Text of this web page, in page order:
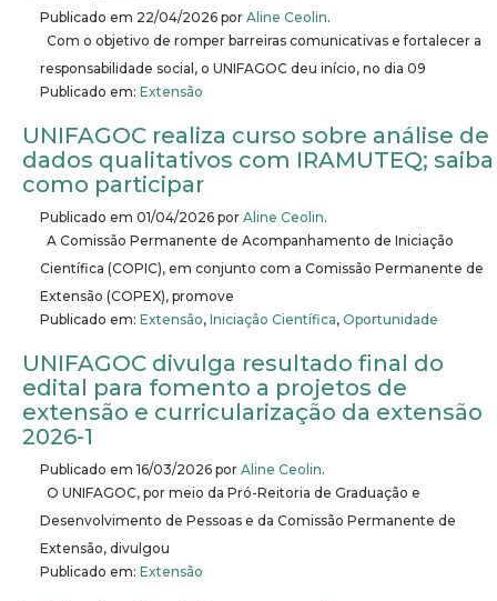
Publicado em 22/04/2026 por Aline Ceolin.
Com o objetivo de romper barreiras comunicativas e fortalecer a
responsabilidade social, o UNIFAGOC deu início, no dia 09
Publicado em: Extensão
UNIFAGOC realiza curso sobre análise de
dados qualitativos com IRAMUTEQ; saiba
como participar
Publicado em 01/04/2026 por Aline Ceolin.
A Comissão Permanente de Acompanhamento de Iniciação
Científica (COPIC), em conjunto com a Comissão Permanente de
Extensão (COPEX), promove
Publicado em: Extensão, Iniciação Científica, Oportunidade
UNIFAGOC divulga resultado final do
edital para fomento a projetos de
extensão e curricularização da extensão
2026-1
Publicado em 16/03/2026 por Aline Ceolin.
O UNIFAGOC, por meio da Pró-Reitoria de Graduação e
Desenvolvimento de Pessoas e da Comissão Permanente de
Extensão, divulgou
Publicado em: Extensão